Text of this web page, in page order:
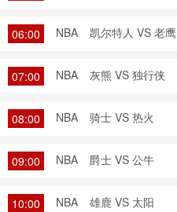
06:00 NBA 凯尔特人 VS 老鹰
07:00 NBA 灰熊 VS 独行侠
08:00 NBA 骑士 VS 热火
09:00 NBA 爵士 VS 公牛
10:00 NBA 雄鹿 VS 太阳